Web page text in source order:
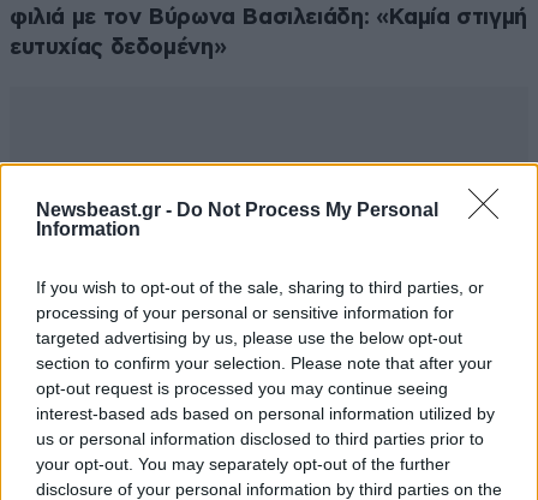
Newsbeast.gr - Do Not Process My Personal
Information
If you wish to opt-out of the sale, sharing to third parties, or
processing of your personal or sensitive information for
targeted advertising by us, please use the below opt-out
section to confirm your selection. Please note that after your
opt-out request is processed you may continue seeing
interest-based ads based on personal information utilized by
us or personal information disclosed to third parties prior to
your opt-out. You may separately opt-out of the further
disclosure of your personal information by third parties on the
φιλιά με τον Βύρωνα Βασιλειάδη: «Καμία στιγμή
ευτυχίας δεδομένη»